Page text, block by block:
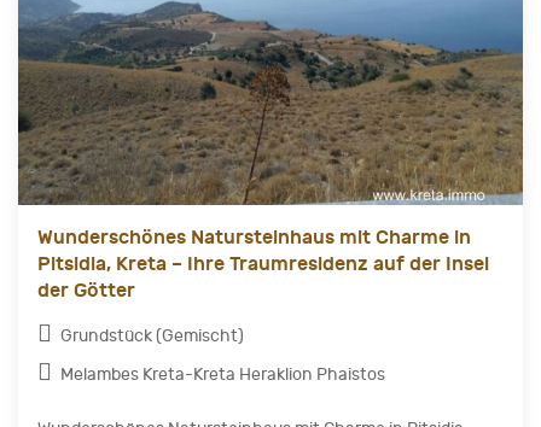
Wunderschönes Natursteinhaus mit Charme in
Pitsidia, Kreta – Ihre Traumresidenz auf der Insel
der Götter
Grundstück (Gemischt)
Melambes Kreta-Kreta Heraklion Phaistos